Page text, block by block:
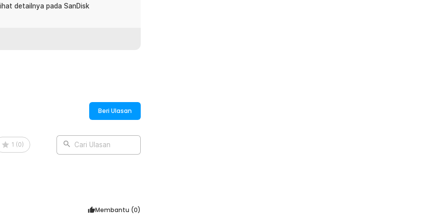
flashdisk ini tersedia dalam
gunakan SanDisk Ultra Flair untuk
Speed Metal Case - SDCZ73
detailnya pada SanDisk
Beri Ulasan
1 (0) Cari Ulasan
Membantu (0)